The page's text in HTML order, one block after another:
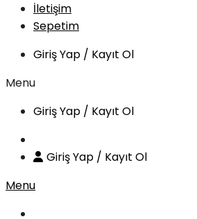
İletişim
Sepetim
Giriş Yap / Kayıt Ol
Menu
Giriş Yap / Kayıt Ol
Giriş Yap / Kayıt Ol
Menu